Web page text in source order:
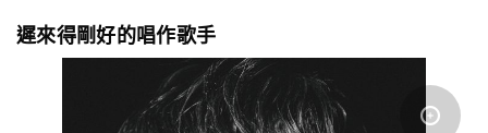
遲來得剛好的唱作歌手